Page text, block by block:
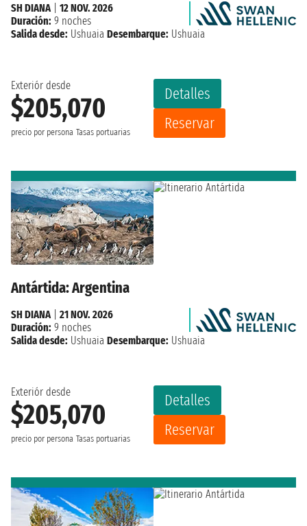
Exteriór desde
$205,070
precio por persona Tasas portuarias
Detalles
Reservar
SH DIANA
12 NOV. 2026
Duración: 9 noches
Salida desde: Ushuaia Desembarque: Ushuaia
Antártida: Argentina
Exteriór desde
$205,070
precio por persona Tasas portuarias
Detalles
Reservar
SH DIANA| 21 NOV. 2026
Duración: 9 noches
Salida desde: Ushuaia Desembarque: Ushuaia